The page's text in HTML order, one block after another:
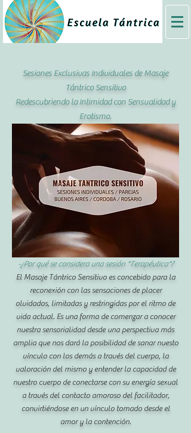
Sesiones Exclusivas Individuales de Masaje
Tántrico Sensitivo
Redescubriendo la Intimidad con Sensualidad y
Erotismo.
-¿Por qué se considera una sesión "Terapéutica"?
El Masaje Tántrico Sensitivo es concebido para la
reconexión con las sensaciones de placer
olvidados, limitadas y restringidas por el ritmo de
vida actual. Es una forma de comenzar a conocer
nuestra sensorialidad desde una perspectiva más
amplia que nos dará la posibilidad de sanar nuesto
vínculo con los demás a través del cuerpo, la
valoración del mismo y entender la capacidad de
nuestro cuerpo de conectarse con su energía sexual
a través del contacto amoroso del facilitador,
convirtiéndose en un vínculo tomado desde el
amor y la contención.